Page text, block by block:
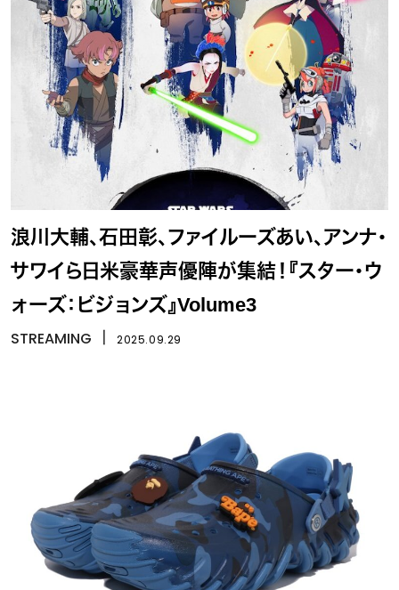
浪川大輔、石田彰、ファイルーズあい、アンナ・
サワイら日米豪華声優陣が集結！『スター・ウ
ォーズ：ビジョンズ』Volume3
STREAMING 2025.09.29